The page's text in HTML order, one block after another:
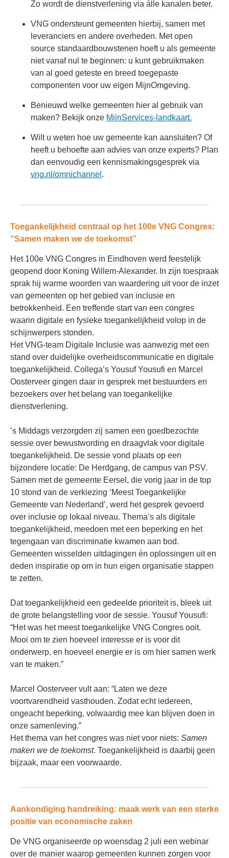
Zo wordt de dienstverlening via álle kanalen beter.
VNG ondersteunt gemeenten hierbij, samen met
leveranciers en andere overheden. Met open
source standaardbouwstenen hoeft u als gemeente
niet vanaf nul te beginnen: u kunt gebruikmaken
van al goed geteste en breed toegepaste
componenten voor uw eigen MijnOmgeving.
Benieuwd welke gemeenten hier al gebruik van
maken? Bekijk onze MijnServices-landkaart.
Wilt u weten hoe uw gemeente kan aansluiten? Of
heeft u behoefte aan advies van onze experts? Plan
dan eenvoudig een kennismakingsgesprek via
vng.nl/omnichannel .
Toegankelijkheid centraal op het 100e VNG Congres:
“Samen maken we de toekomst”
Het 100e VNG Congres in Eindhoven werd feestelijk
geopend door Koning Willem-Alexander. In zijn toespraak
sprak hij warme woorden van waardering uit voor de inzet
van gemeenten op het gebied van inclusie en
betrokkenheid. Een treffende start van een congres
waarin digitale en fysieke toegankelijkheid volop in de
schijnwerpers stonden.
Het VNG-team Digitale Inclusie was aanwezig met een
stand over duidelijke overheidscommunicatie en digitale
toegankelijkheid. Collega’s Yousuf Yousufi en Marcel
Oosterveer gingen daar in gesprek met bestuurders en
bezoekers over het belang van toegankelijke
dienstverlening.
’s Middags verzorgden zij samen een goedbezochte
sessie over bewustwording en draagvlak voor digitale
toegankelijkheid. De sessie vond plaats op een
bijzondere locatie: De Herdgang, de campus van PSV.
Samen met de gemeente Eersel, die vorig jaar in de top
10 stond van de verkiezing ‘Meest Toegankelijke
Gemeente van Nederland’, werd het gesprek gevoerd
over inclusie op lokaal niveau. Thema’s als digitale
toegankelijkheid, meedoen met een beperking en het
tegengaan van discriminatie kwamen aan bod.
Gemeenten wisselden uitdagingen én oplossingen uit en
deden inspiratie op om in hun eigen organisatie stappen
te zetten.
Dat toegankelijkheid een gedeelde prioriteit is, bleek uit
de grote belangstelling voor de sessie. Yousuf Yousufi:
“Het was het meest toegankelijke VNG Congres ooit.
Mooi om te zien hoeveel interesse er is voor dit
onderwerp, en hoeveel energie er is om hier samen werk
van te maken.”
Marcel Oosterveer vult aan: “Laten we deze
voortvarendheid vasthouden. Zodat echt iedereen,
ongeacht beperking, volwaardig mee kan blijven doen in
onze samenleving.”
Het thema van het congres was niet voor niets: Samen
maken we de toekomst. Toegankelijkheid is daarbij geen
bijzaak, maar een voorwaarde.
Aankondiging handreiking: maak werk van een sterke
positie van economische zaken
De VNG organiseerde op woensdag 2 juli een webinar
over de manier waarop gemeenten kunnen zorgen voor